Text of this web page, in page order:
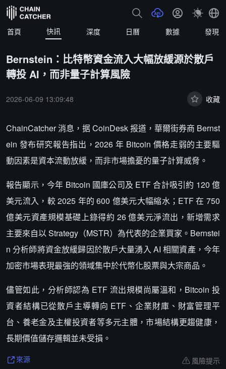
首頁 快訊 深度 日曆 數據 發現
Bernstein：比特幣資金流入大幅放緩源於散戶
轉投 AI，而非量子計算風險
2026-06-09 13:09:48 收藏
ChainCatcher 消息，据 CoinDesk 报道，華爾街券商 Bernst
ein 發布研究報告指出，2026 年 Bitcoin 價格走弱的主要驅
動因素是資本流動放緩，而非市場擔憂的量子計算威脅。
報告顯示，今年 Bitcoin 國庫公司及 ETF 合計吸引約 120 億
美元流入，較 2025 年的 600 億美元大幅縮水；ETF 在 750
億美元資產規模基礎上錄得約 26 億美元淨流出，新增需求
主要來自以 Strategy（MSTR）為代表的企業買家。Bernstei
n 分析師將資金放緩歸因於散戶大量湧入 AI 相關資產，今年
加密市場表現最強的領域集中於代幣化股票與大宗商品。
儘管如此，分析師認為 ETF 流出規模尚屬溫和，Bitcoin 投
資者結構已從散戶主導轉向 ETF、企業財庫、財富管理平
台、養老金及主權投資者等多元主體，市場結構更趨健康，
長期價值儲存邏輯並未受損。
來源 風險提示